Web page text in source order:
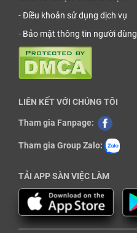
-Điều khoản sử dụng dịch vụ
- Bảo mật thông tin người dùng
LIÊN KẾT VỚI CHÚNG TÔI
Tham gia Fanpage:
Tham gia Group Zalo:
TẢI APP SÀN VIỆC LÀM